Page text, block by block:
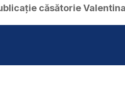
căsătorie